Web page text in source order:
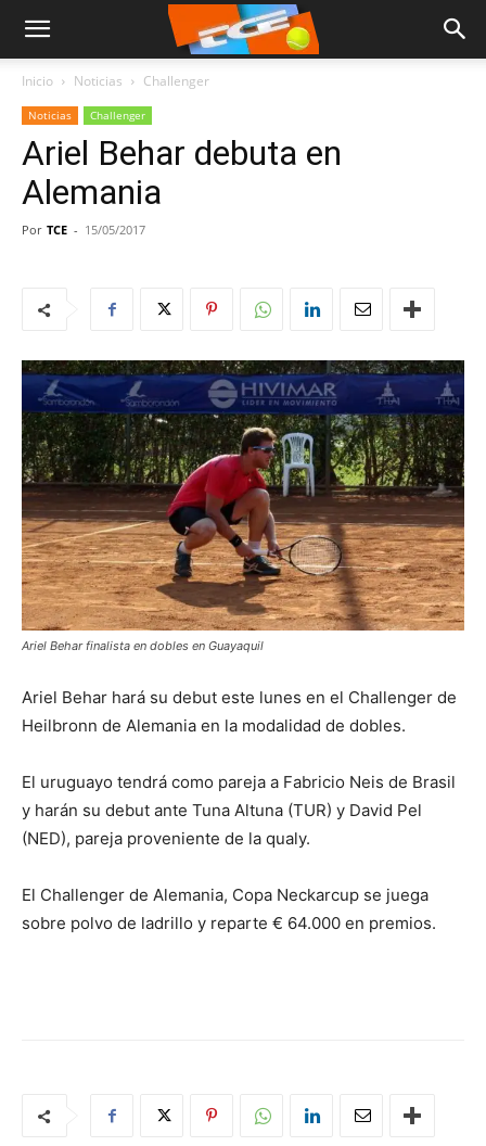
Inicio Noticias Challenger
Noticias Challenger
Ariel Behar debuta en
Alemania
Por TCE - 15/05/2017
Ariel Behar finalista en dobles en Guayaquil
Ariel Behar hará su debut este lunes en el Challenger de
Heilbronn de Alemania en la modalidad de dobles.
El uruguayo tendrá como pareja a Fabricio Neis de Brasil
y harán su debut ante Tuna Altuna (TUR) y David Pel
(NED), pareja proveniente de la qualy.
El Challenger de Alemania, Copa Neckarcup se juega
sobre polvo de ladrillo y reparte € 64.000 en premios.